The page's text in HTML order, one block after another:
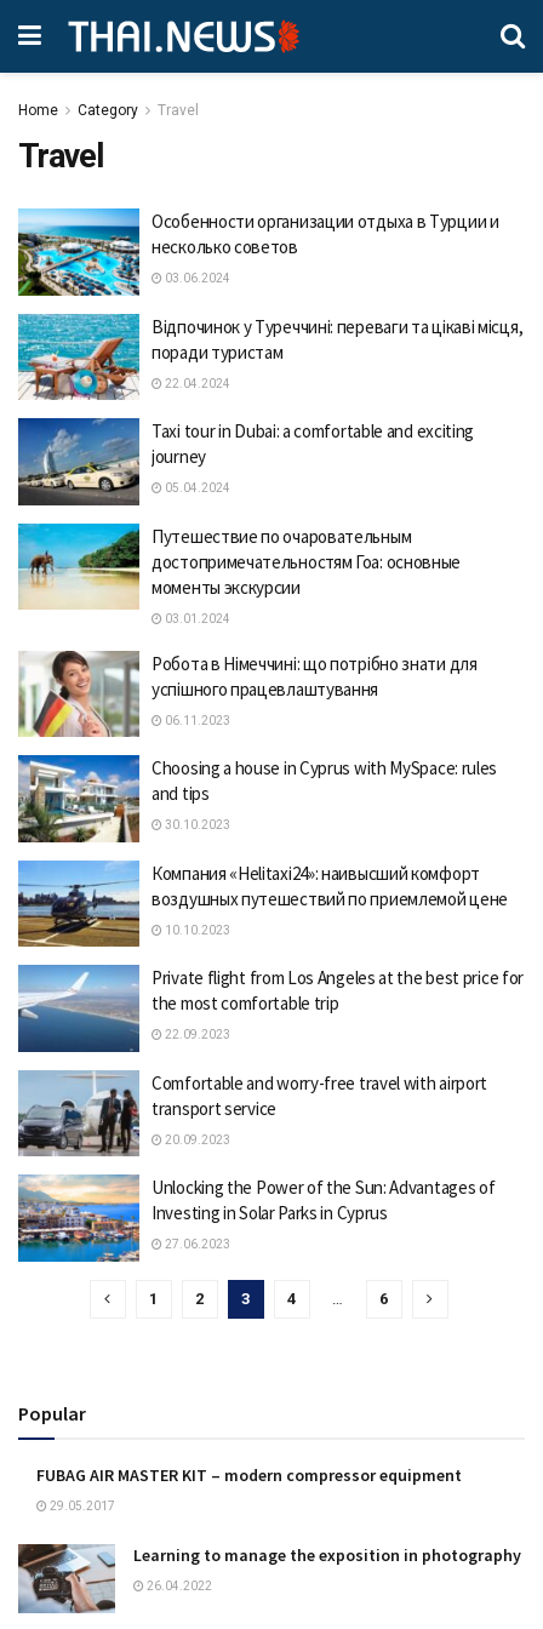
Home Category Travel
Travel
Особенности организации отдыха в Турции и
несколько советов
03.06.2024
Відпочинок у Туреччині: переваги та цікаві місця,
поради туристам
22.04.2024
Taxi tour in Dubai: a comfortable and exciting
journey
05.04.2024
Путешествие по очаровательным
достопримечательностям Гоа: основные
моменты экскурсии
03.01.2024
Робота в Німеччині: що потрібно знати для
успішного працевлаштування
06.11.2023
Choosing a house in Cyprus with MySpace: rules
and tips
30.10.2023
Компания «Helitaxi24»: наивысший комфорт
воздушных путешествий по приемлемой цене
10.10.2023
Private flight from Los Angeles at the best price for
the most comfortable trip
22.09.2023
Comfortable and worry-free travel with airport
transport service
20.09.2023
Unlocking the Power of the Sun: Advantages of
Investing in Solar Parks in Cyprus
27.06.2023
1 2 3 4 6
Popular
FUBAG AIR MASTER KIT – modern compressor equipment
29.05.2017
Learning to manage the exposition in photography
26.04.2022